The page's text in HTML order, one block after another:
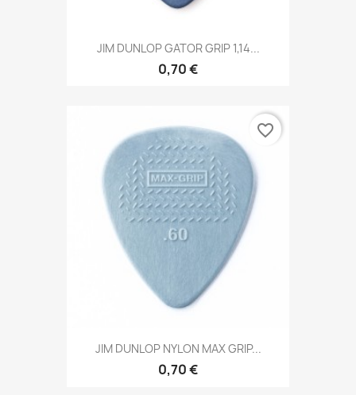
JIM DUNLOP GATOR GRIP 1,14...
0,70 €
JIM DUNLOP NYLON MAX GRIP...
0,70 €
favorite_border